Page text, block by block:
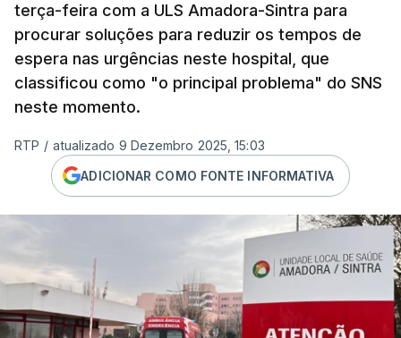
terça-feira com a ULS Amadora-Sintra para
procurar soluções para reduzir os tempos de
espera nas urgências neste hospital, que
classificou como "o principal problema" do SNS
neste momento.
RTP / atualizado 9 Dezembro 2025, 15:03
ADICIONAR COMO FONTE INFORMATIVA